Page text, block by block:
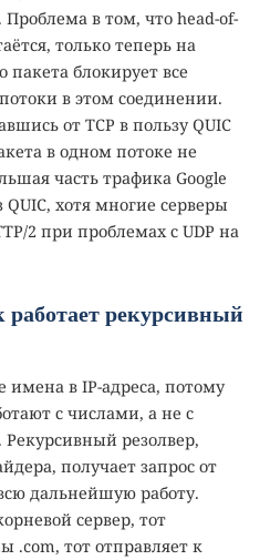
в том, что head-of-
только теперь на
пакета блокирует все
в этом соединении.
от TCP в пользу QUIC
в одном потоке не
часть трафика Google
QUIC, хотя многие серверы
2 при проблемах с UDP на
работает рекурсивный
имена в IP-адреса, потому
с числами, а не с
резолвер,
получает запрос от
дальнейшую работу.
сервер, тот
.com, тот отправляет к